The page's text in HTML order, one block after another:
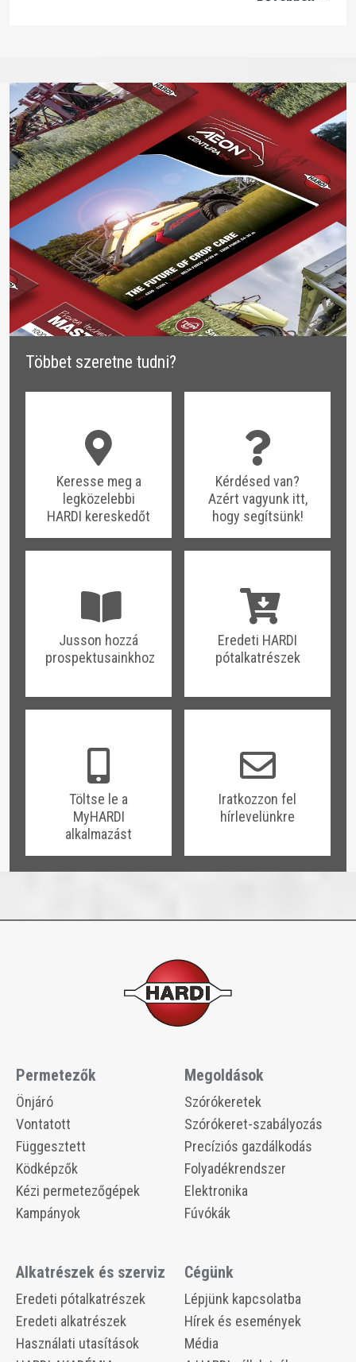
​​Többet szeretne tudni?
​​Keresse meg a
legközelebbi
HARDI kereskedőt
​​Kérdésed van?
Azért vagyunk itt,
hogy segítsünk!
​​Jusson hozzá
prospektusainkhoz
​​Eredeti HARDI
pótalkatrészek
​​Töltse le a
MyHARDI
alkalmazást
​​Iratkozzon fel
hírlevelünkre
Permetezők
​​Önjáró
​​Vontatott
​​Függesztett
​​Ködképzők
​​Kézi permetezőgépek
Kampányok
Megoldások
​​Szórókeretek
​​Szórókeret-szabályozás
Precíziós gazdálkodás
​​Folyadékrendszer
​​Elektronika
​​Fúvókák
Alkatrészek és szerviz
​​Eredeti pótalkatrészek
Eredeti alkatrészek
​​Használati utasítások
Cégünk
​​Lépjünk kapcsolatba
​​Hírek és események
Média